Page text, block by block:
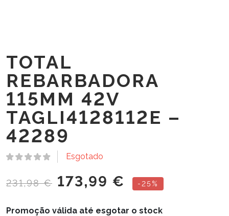
TOTAL
REBARBADORA
115MM 42V
TAGLI4128112E –
42289
Esgotado
231,98€ 173,99 € -25%
Promoção válida até esgotar o stock